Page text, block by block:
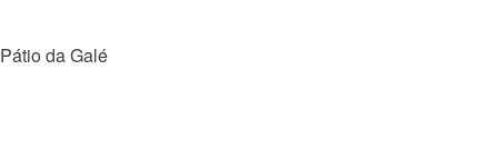
Pátio da Galé